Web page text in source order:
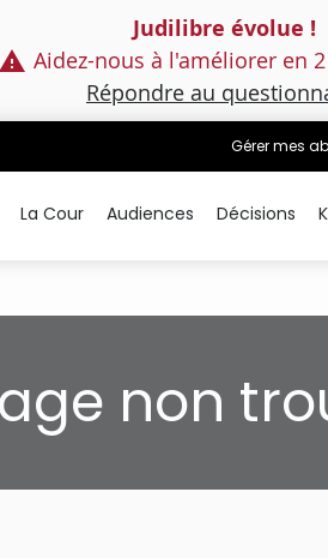
Judilibre évolue !
Aidez-nous à l'améliorer en
Répondre au
Gérer mes
La Cour Audiences Décisions
non